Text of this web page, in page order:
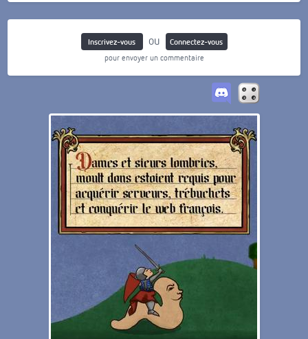
Inscrivez-vous ou
Connectez-vous
pour envoyer un commentaire